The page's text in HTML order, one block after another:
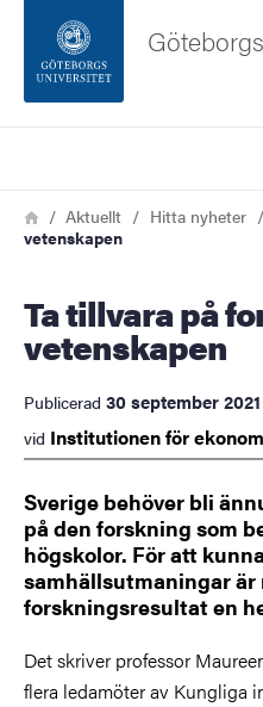
Sidfoten
Om webbplatsen
Länkstig
HemAktuellt Hitta nyheter
vetenskapen
Ta tillvara på forskningen och
vetenskapen
Publicerad 30 september 2021
vid Institutionen för
Sverige behöver bli
på den forskning som
högskolor. För att
samhällsutmaningar
forskningsresultat en
Det skriver professor
flera ledamöter av Kungliga